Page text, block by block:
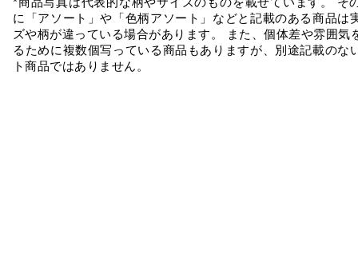
に「アソート」や「色柄アソート」などと記載のある商品は
ズや柄が違っている場合があります。 また、個体差や雰囲気
るために複数個写っている商品もありますが、別途記載のな
ト商品ではありません。